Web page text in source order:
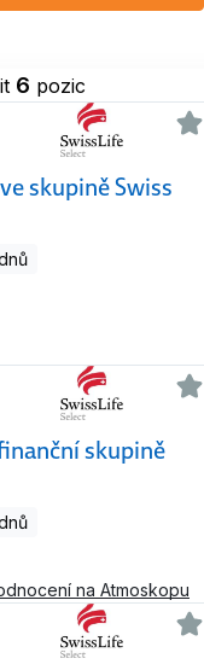
6 pozic
skupině Swiss
skupině
na Atmoskopu